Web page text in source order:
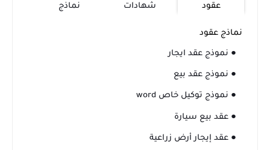
عقود شهادات نماذج
نماذج عقود
● نموذج عقد ايجار
● نموذج عقد بيع
● نموذج توكيل خاص word
● عقد بيع سيارة
● عقد إيجار أرض زراعية